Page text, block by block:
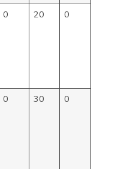
0 20 0
0 30 0